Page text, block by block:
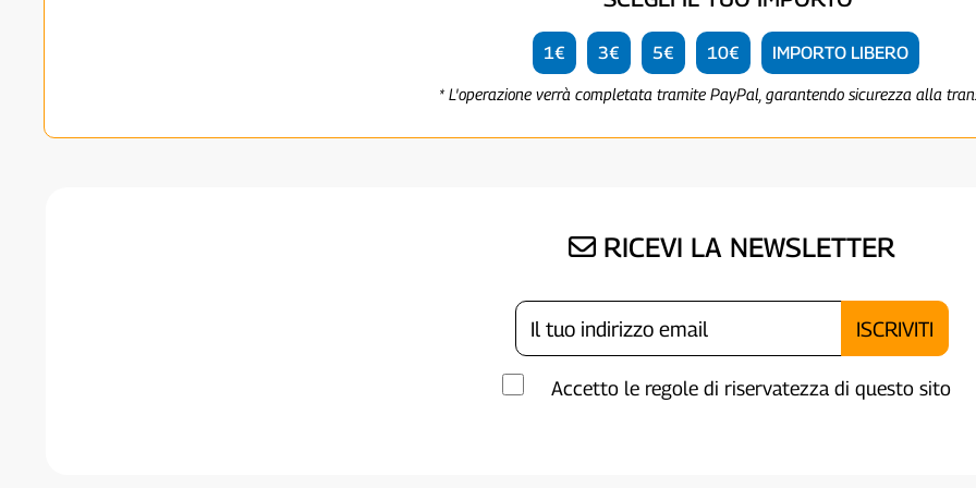
1€ 3€ 5€ 10€ IMPORTO LIBERO
* L'operazione verrà completata tramite PayPal, garantendo sicurezza alla
RICEVI LA NEWSLETTER
Accetto le regole di riservatezza di questo sito